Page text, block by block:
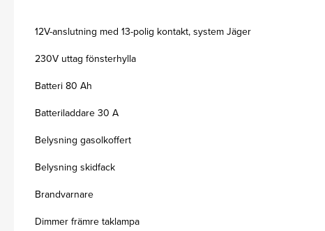
12V-anslutning med 13-polig kontakt, system Jäger
230V uttag fönsterhylla
Batteri 80 Ah
Batteriladdare 30 A
Belysning gasolkoffert
Belysning skidfack
Brandvarnare
Dimmer främre taklampa